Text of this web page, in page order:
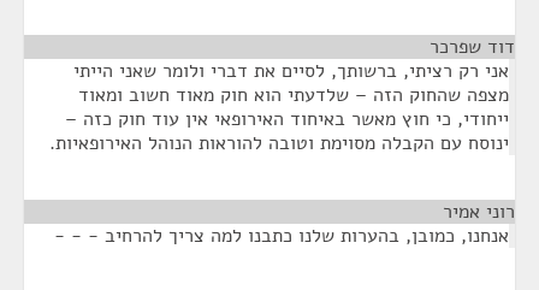
דוד שפרכר
אני רק רציתי, ברשותך, לסיים את דברי ולומר שאני הייתי
מצפה שהחוק הזה – שלדעתי הוא חוק מאוד חשוב ומאוד
ייחודי, כי חוץ מאשר באיחוד האירופאי אין עוד חוק כזה –
ינוסח עם הקבלה מסוימת וטובה להוראות הנוהל האירופאיות.
רוני אמיר
אנחנו, כמובן, בהערות שלנו כתבנו למה צריך להרחיב - - -